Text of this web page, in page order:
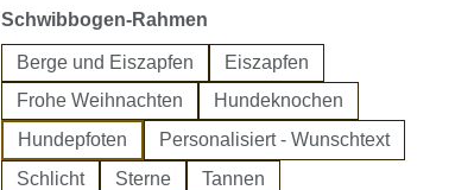
Schwibbogen-Rahmen
Berge und Eiszapfen
Eiszapfen
Frohe Weihnachten
Hundeknochen
Hundepfoten
Personalisiert - Wunschtext
Schlicht
Sterne
Tannen